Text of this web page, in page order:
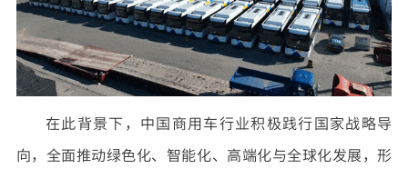
在此背景下，中国商用车行业积极践行国家战略导
向，全面推动绿色化、智能化、高端化与全球化发展，形